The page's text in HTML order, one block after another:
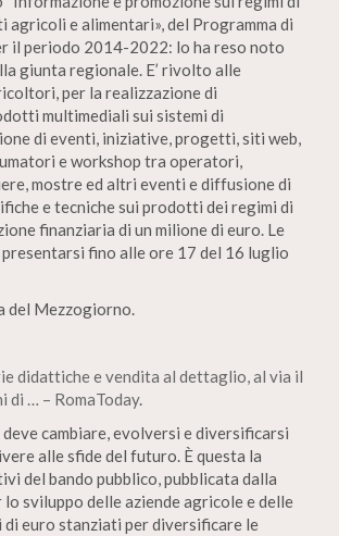
e alimentari», del Programma di
il periodo 2014-2022: lo ha reso noto
giunta regionale. E’ rivolto alle
per la realizzazione di
multimediali sui sistemi di
di eventi, iniziative, progetti, siti web,
e workshop tra operatori,
mostre ed altri eventi e diffusione di
e tecniche sui prodotti dei regimi di
finanziaria di un milione di euro. Le
fino alle ore 17 del 16 luglio
del Mezzogiorno.
didattiche e vendita al dettaglio, al via il
di … – RomaToday.
cambiare, evolversi e diversificarsi
alle sfide del futuro. È questa la
del bando pubblico, pubblicata dalla
lo sviluppo delle aziende agricole e delle
di euro stanziati per diversificare le